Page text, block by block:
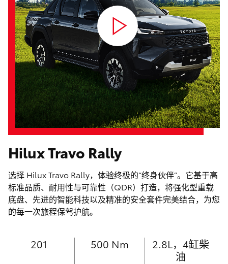
Hilux Travo Rally
选择 Hilux Travo Rally，体验终极的“终身伙伴”。它基于高
标准品质、耐用性与可靠性（QDR）打造，将强化型重载
底盘、先进的智能科技以及精准的安全套件完美结合，为您
的每一次旅程保驾护航。
201 500 Nm
2.8L，4缸柴
油